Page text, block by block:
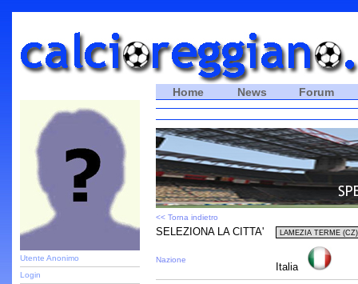
Utente Anonimo
Login
Home News Forum
<< Torna indietro
SELEZIONA LA CITTA'
Nazione
Italia